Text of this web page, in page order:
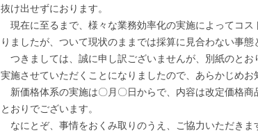
抜け出せずにおります。
現在に至るまで、様々な業務効率化の実施によってコス
りましたが、ついて現状のままでは採算に見合わない事態
つきましては、誠に申し訳ございませんが、別紙のとお
実施させていただくことになりましたので、あらかじめお
新価格体系の実施は〇月〇日からで、内容は改定価格商
とおりでございます。
なにとぞ、事情をおくみ取りのうえ、ご協力いただきま